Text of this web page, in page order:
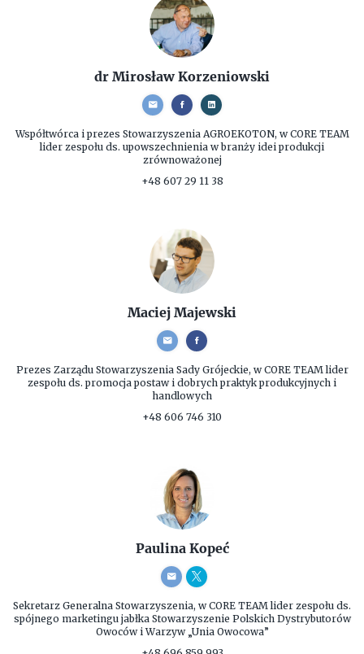
dr Mirosław Korzeniowski
Współtwórca i prezes Stowarzyszenia AGROEKOTON, w CORE TEAM
lider zespołu ds. upowszechnienia w branży idei produkcji
zrównoważonej
+48 607 29 11 38
Maciej Majewski
Prezes Zarządu Stowarzyszenia Sady Grójeckie, w CORE TEAM lider
zespołu ds. promocja postaw i dobrych praktyk produkcyjnych i
handlowych
+48 606 746 310
Paulina Kopeć
Sekretarz Generalna Stowarzyszenia, w CORE TEAM lider zespołu ds.
spójnego marketingu jabłka Stowarzyszenie Polskich Dystrybutorów
Owoców i Warzyw „Unia Owocowa”